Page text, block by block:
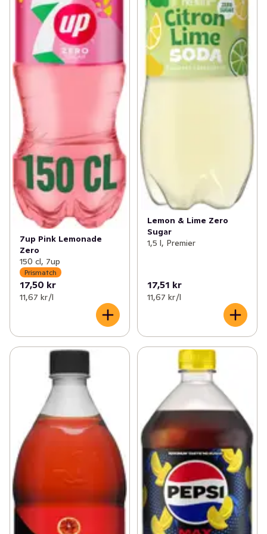
7up Pink Lemonade
Zero
150 cl, 7up
Prismatch
17,50 kr
11,67 kr /l
Lemon & Lime Zero
Sugar
1,5 l, Premier
17,51 kr
11,67 kr /l